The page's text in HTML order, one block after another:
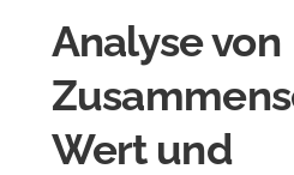
Analyse von
Wert und